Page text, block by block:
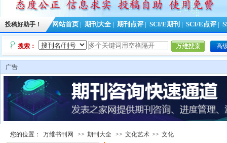
投稿好助手！ 网站首页 期刊大全 期刊点评 SCI/E期刊 SCI/E点评
搜索： 高
广告
您的位置： 万维书刊网 >> 期刊大全 >> 文化艺术 >> 文化